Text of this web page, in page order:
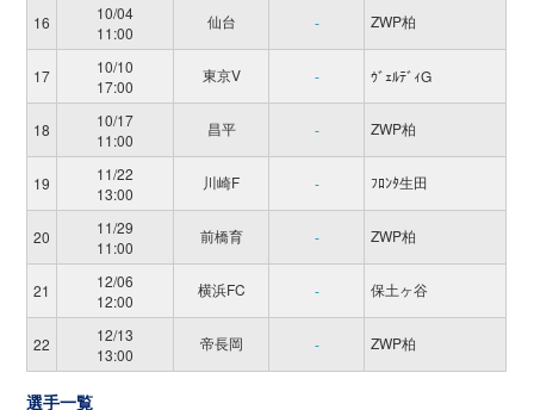
16
10/04
11:00
仙台 - ZWP柏
17
10/10
17:00
東京V - ｳﾞｪﾙﾃﾞｨG
18
10/17
11:00
昌平 - ZWP柏
19
11/22
13:00
川崎F - ﾌﾛﾝﾀ生田
20
11/29
11:00
前橋育 - ZWP柏
21
12/06
12:00
横浜FC - 保土ヶ谷
22
12/13
13:00
帝長岡 - ZWP柏
選手一覧